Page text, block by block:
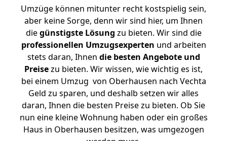
Umzüge können mitunter recht kostspielig sein,
aber keine Sorge, denn wir sind hier, um Ihnen
diegünstigste Lösung zu bieten. Wir sind die
professionellen Umzugsexperten und arbeiten
stets daran, Ihnen die besten Angebote und
Preisezu bieten. Wir wissen, wie wichtig es ist,
bei einem Umzug von Oberhausen nach Vechta
Geld zu sparen, und deshalb setzen wir alles
daran, Ihnen die besten Preise zu bieten. Ob Sie
nun eine kleine Wohnung haben oder ein großes
Haus in Oberhausen besitzen, was umgezogen